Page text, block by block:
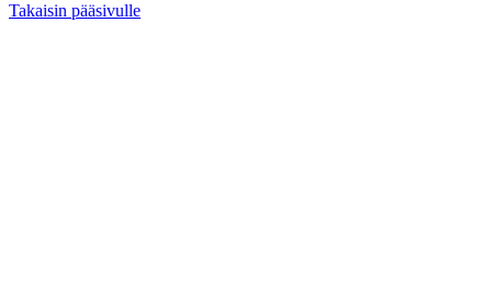
Takaisin pääsivulle